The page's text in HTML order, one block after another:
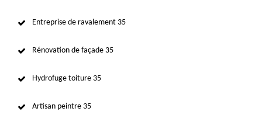
Entreprise de ravalement 35
Rénovation de façade 35
Hydrofuge toiture 35
Artisan peintre 35